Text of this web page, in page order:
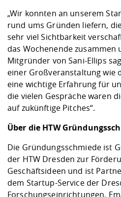
„Wir konnten an unserem
rund ums Gründen liefern,
sehr viel Sichtbarkeit
das Wochenende zusammen
Mitgründer von Sani-Ellips
einer Großveranstaltung wie
eine wichtige Erfahrung für
die vielen Gespräche waren
auf zukünftige Pitches“.
Über die HTW
Die Gründungsschmiedeist
der HTW Dresden zur
Geschäftsideen und ist
dem Startup-Service der
Forschungseinrichtungen.